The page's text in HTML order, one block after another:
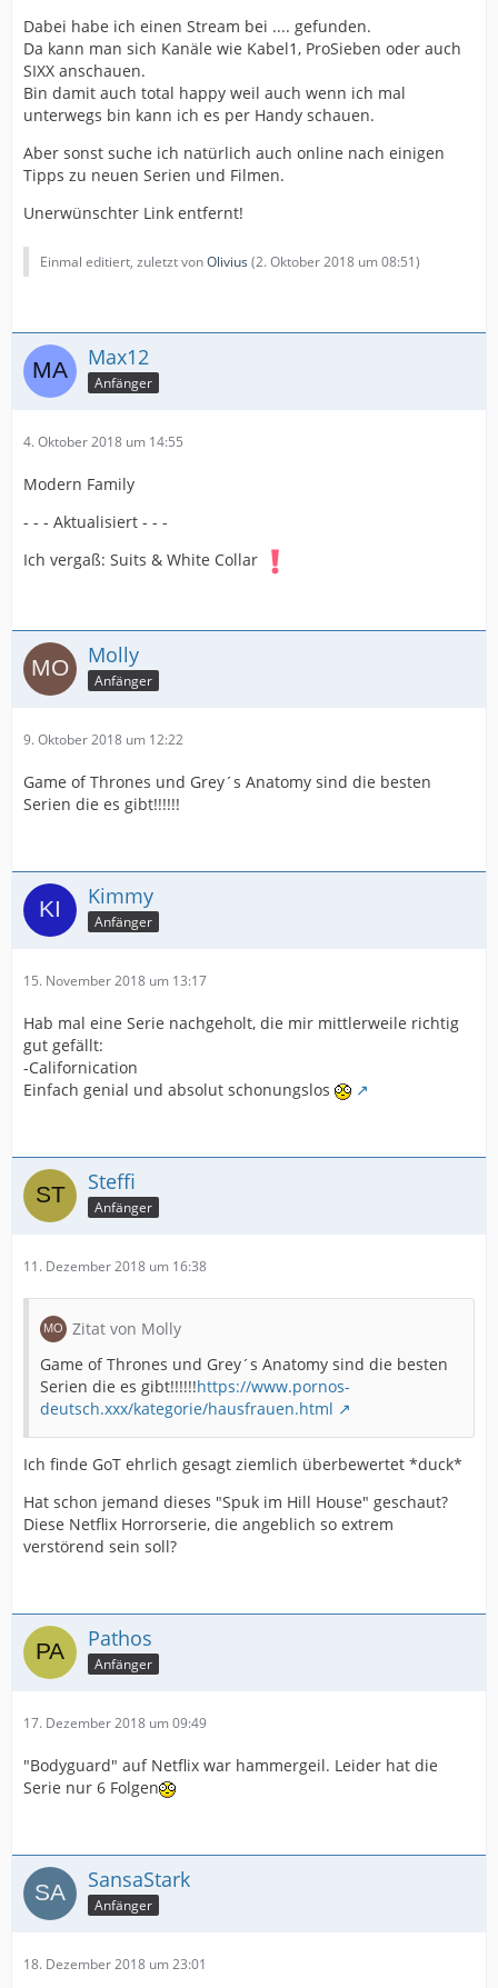
Dabei habe ich einen Stream bei .... gefunden.
Da kann man sich Kanäle wie Kabel1, ProSieben oder auch
SIXX anschauen.
Bin damit auch total happy weil auch wenn ich mal
unterwegs bin kann ich es per Handy schauen.
Aber sonst suche ich natürlich auch online nach einigen
Tipps zu neuen Serien und Filmen.
Unerwünschter Link entfernt!
Einmal editiert, zuletzt vonOlivius (2. Oktober 2018 um 08:51)
Max12
Anfänger
4. Oktober 2018 um 14:55
Modern Family
- - - Aktualisiert - - -
Ich vergaß: Suits & White Collar
Molly
Anfänger
9. Oktober 2018 um 12:22
Game of Thrones und Grey´s Anatomy sind die besten
Serien die es gibt!!!!!!
Kimmy
Anfänger
15. November 2018 um 13:17
Hab mal eine Serie nachgeholt, die mir mittlerweile richtig
gut gefällt:
-Californication
Einfach genial und absolut schonungslos
Steffi
Anfänger
11. Dezember 2018 um 16:38
Zitat von Molly
Game of Thrones und Grey´s Anatomy sind die besten
Serien die es gibt!!!!!!https://www.pornos-
deutsch.xxx/kategorie/hausfrauen.html
Ich finde GoT ehrlich gesagt ziemlich überbewertet *duck*
Hat schon jemand dieses "Spuk im Hill House" geschaut?
Diese Netflix Horrorserie, die angeblich so extrem
verstörend sein soll?
Pathos
Anfänger
17. Dezember 2018 um 09:49
"Bodyguard" auf Netflix war hammergeil. Leider hat die
Serie nur 6 Folgen
SansaStark
Anfänger
18. Dezember 2018 um 23:01